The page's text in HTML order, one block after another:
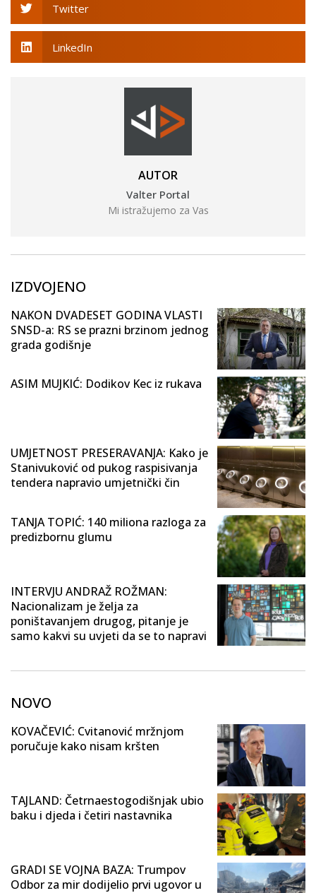
Twitter
LinkedIn
AUTOR
Valter Portal
Mi istražujemo za Vas
IZDVOJENO
NAKON DVADESET GODINA VLASTI
SNSD-a: RS se prazni brzinom jednog
grada godišnje
ASIM MUJKIĆ: Dodikov Kec iz rukava
UMJETNOST PRESERAVANJA: Kako je
Stanivuković od pukog raspisivanja
tendera napravio umjetnički čin
TANJA TOPIĆ: 140 miliona razloga za
predizbornu glumu
INTERVJU ANDRAŽ ROŽMAN:
Nacionalizam je želja za
poništavanjem drugog, pitanje je
samo kakvi su uvjeti da se to napravi
NOVO
KOVAČEVIĆ: Cvitanović mržnjom
poručuje kako nisam kršten
TAJLAND: Četrnaestogodišnjak ubio
baku i djeda i četiri nastavnika
GRADI SE VOJNA BAZA: Trumpov
Odbor za mir dodijelio prvi ugovor u